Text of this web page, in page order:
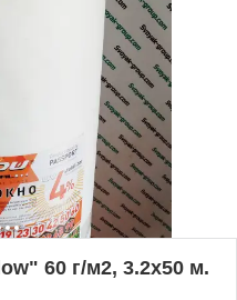
60 г/м2, 3.2х50 м.